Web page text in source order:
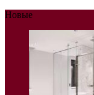
Новые